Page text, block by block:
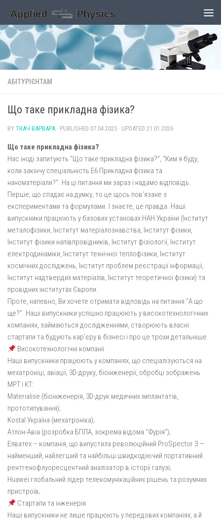
Skip to content
АБІТУРІЄНТАМ
Що таке прикладна фізика?
BY ТКАЧ ВАРВАРА · PUBLISHED 07.04.2025 · UPDATED 21.01.2026
Що таке прикладна фізика?
Нас іноді запитують “Що таке прикладна фізика?”, “Ким я буду,
коли закінчу спеціальність Е6 Прикладна фізика та
наноматеріали?”. На ці питання ми зараз і надамо відповідь.
Перше, що спадає на думку, то це щось пов’язане з
експериментами та формулами. І знаєте, це правда. Наші
випускники працюють у базових установах НАН України (Інститут
металофізики, Інститут матеріалознавства, Інститут фізики,
Інститут фізики напівпровідників, Інститут фізіології, Інститут
електродинаміки, Інститут технічної теплофізики, Інститут
космічних досліджень, Інститут проблем реєстрації інформації,
Інститут надтвердих матеріалів, Інститут теоретичної фізики) та
провідних інститутах Європи.
Проте, напевно, Ви хочете отримати відповідь на питання “А що
ще?”. Наші випускники успішно працюють у високотехнологічних
компаніях, займаються дослідженнями, створюють власні
стартапи та будують кар’єру в бізнесі і про це трохи детальніше.
Високотехнологічні компанії
Наші випускники працюють у компаніях, що спеціалізуються на
мехатроніці, авіації, 3D-друку, біоінженерії, обробці зображень
МРТ і КТ:
Materialise (біоінженерія, 3D-друк медичних імплантатів,
прототипування);
Kostal Україна (мехатроніка);
Атлон-Авіа (розробка БПЛА, зокрема відома “Фурія”);
Елватех – компанія, що випустила революційний ProSpector 3 —
найменший, найлегший та найбільш швидкодіючий портативний
рентгенофлуоресцентний аналізатор в історії галузі;
Huawei глобальний лідер телекомунікаційних рішень та розумних
пристроїв;
Стартапи та інженерія
Наші випускники не лише працюють у передових компаніях, а й